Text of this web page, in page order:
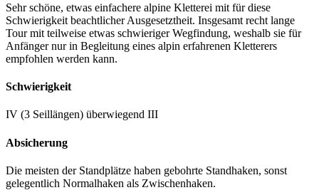
Sehr schöne, etwas einfachere alpine Kletterei mit für diese
Schwierigkeit beachtlicher Ausgesetztheit. Insgesamt recht lange
Tour mit teilweise etwas schwieriger Wegfindung, weshalb sie für
Anfänger nur in Begleitung eines alpin erfahrenen Kletterers
empfohlen werden kann.
Schwierigkeit
IV (3 Seillängen) überwiegend III
Absicherung
Die meisten der Standplätze haben gebohrte Standhaken, sonst
gelegentlich Normalhaken als Zwischenhaken.